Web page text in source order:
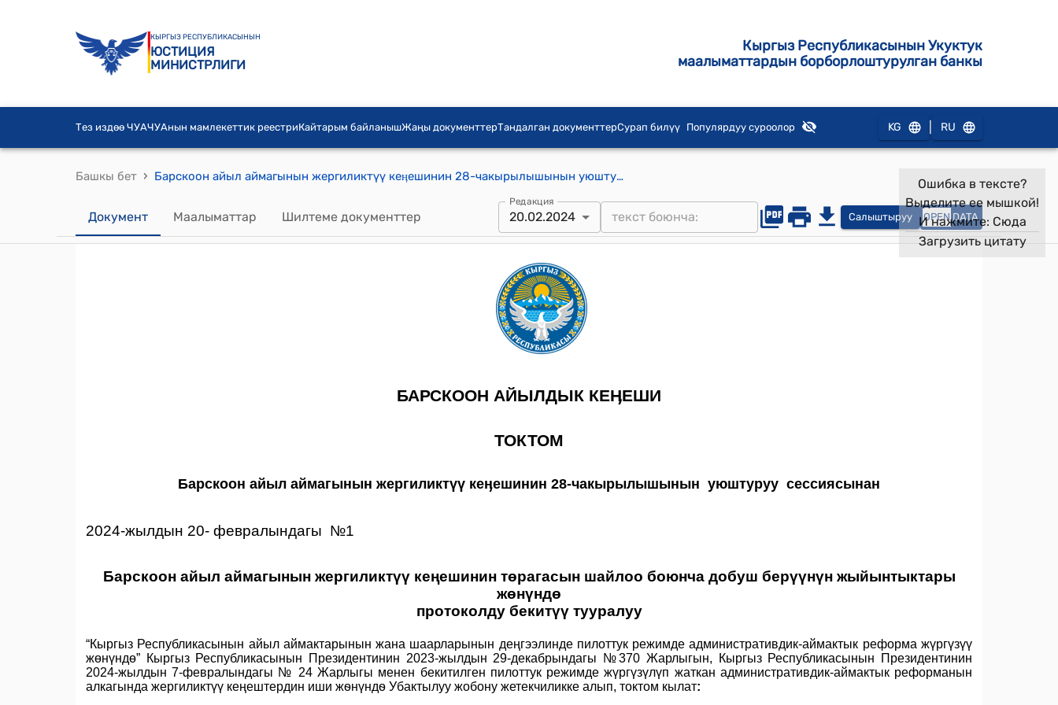
КЫРГЫЗ РЕСПУБЛИКАСЫНЫН
ЮСТИЦИЯ
МИНИСТРЛИГИ
Кыргыз Республикасынын Укуктук
маалыматтардын борборлоштурулган банкы
Тез издөө ЧУАЧУАнын мамлекеттик реестриКайтарым байланышЖаңы документтерТандалган документтерСурап билүү Популярдуу суроолор KG RU
Башкы бет › Барскоон айыл аймагынын жергиликтүү кеӊешинин 28-чакырылышынын уюштуруу сессиясынан 2024-жылдын 20- февралындагы №1 "Барскоон айыл аймагынын жергиликтүү кеңешинин төрагасын шайлоо боюнча добуш берүүнүн жыйынтыктары жөнүндө протоколду бекитүү тууралуу" токтому
Документ Маалыматтар Шилтеме документтер
Редакция
20.02.2024 Салыштыруу OPEN DATA
Ошибка в тексте?
Выделите ее мышкой!
И нажмите: Сюда
Загрузить цитату